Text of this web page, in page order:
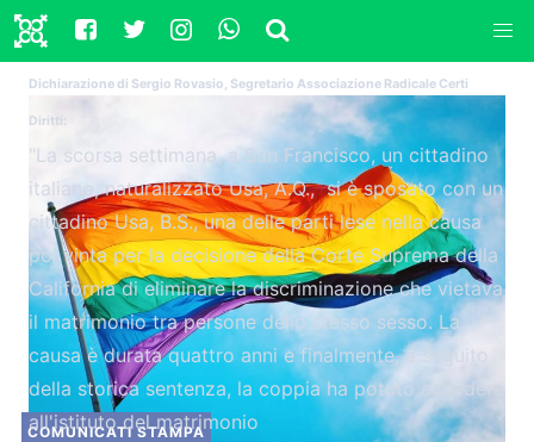
COMUNICATI STAMPA
Dichiarazione di Sergio Rovasio, Segretario Associazione Radicale Certi
Diritti:
"La scorsa settimana, a San Francisco, un cittadino
italiano, naturalizzato Usa, A.Q., si è sposato con un
cittadino Usa, B.S., una delle parti lese nella causa
poi vinta per la decisione della Corte Suprema della
California di eliminare la discriminazione che vietava
il matrimonio tra persone dello stesso sesso. La
causa è durata quattro anni e finalmente, a seguito
della storica sentenza, la coppia ha potuto accedere
all'istituto del matrimonio